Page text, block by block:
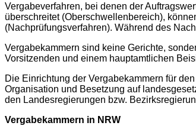
Vergabeverfahren, bei denen der
überschreitet (Oberschwellenbereich),
(Nachprüfungsverfahren). Während des
Vergabekammern sind keine Gerichte,
Vorsitzenden und einem hauptamtlichen
Die Einrichtung der Vergabekammern für den
Organisation und Besetzung auf
den Landesregierungen bzw.
Vergabekammern in NRW